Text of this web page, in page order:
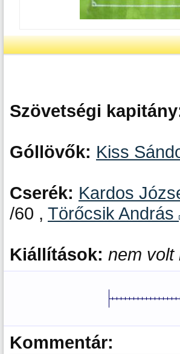
Szövetségi
Góllövők: Kiss
Cserék: Kardos
/60 , Törőcsik András
Kiállítások: nem volt
Kommentár: